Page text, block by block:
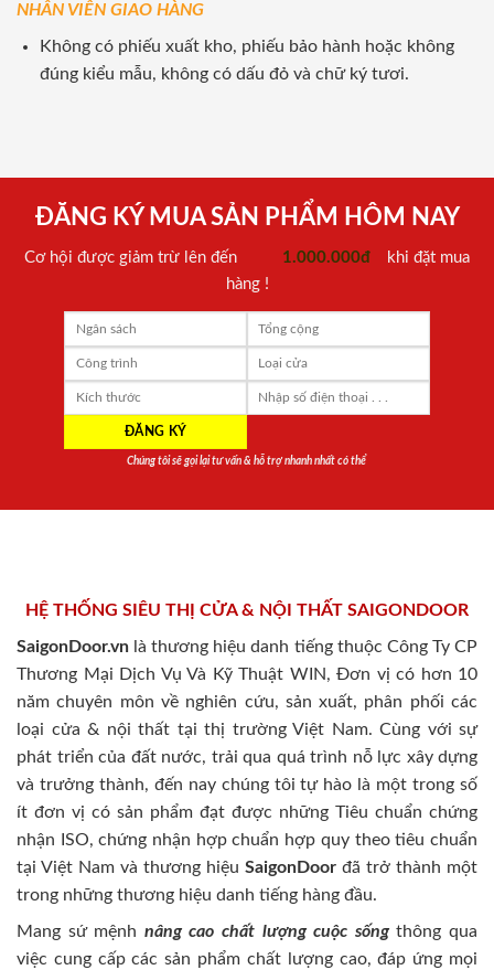
NHÂN VIÊN GIAO HÀNG
Không có phiếu xuất kho, phiếu bảo hành hoặc không
đúng kiểu mẫu, không có dấu đỏ và chữ ký tươi.
ĐĂNG KÝ MUA SẢN PHẨM HÔM NAY
Cơ hội được giảm trừ lên đến 1.000.000đ
khi đặt mua
hàng !
Chúng tôi sẽ gọi lại tư vấn & hỗ trợ nhanh nhất có thể
HỆ THỐNG SIÊU THỊ CỬA & NỘI THẤT SAIGONDOOR
SaigonDoor.vn là thương hiệu danh tiếng thuộc Công Ty CP
Thương Mại Dịch Vụ Và Kỹ Thuật WIN, Đơn vị có hơn 10
năm chuyên môn về nghiên cứu, sản xuất, phân phối các
loại cửa & nội thất tại thị trường Việt Nam. Cùng với sự
phát triển của đất nước, trải qua quá trình nỗ lực xây dựng
và trưởng thành, đến nay chúng tôi tự hào là một trong số
ít đơn vị có sản phẩm đạt được những Tiêu chuẩn chứng
nhận ISO, chứng nhận hợp chuẩn hợp quy theo tiêu chuẩn
tại Việt Nam và thương hiệu SaigonDoor đã trở thành một
trong những thương hiệu danh tiếng hàng đầu.
Mang sứ mệnh nâng cao chất lượng cuộc sốngthông qua
việc cung cấp các sản phẩm chất lượng cao, đáp ứng mọi